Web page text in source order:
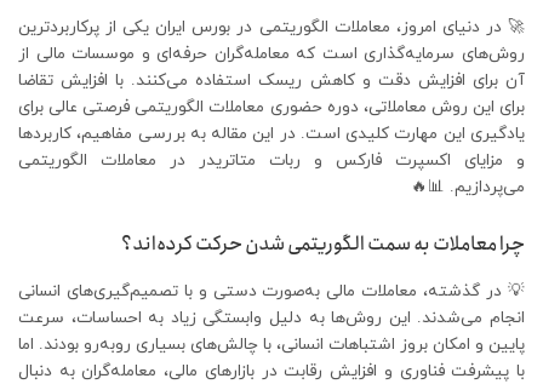
🚀 در دنیای امروز، معاملات الگوریتمی در بورس ایران یکی از پرکاربردترین
روش‌های سرمایه‌گذاری است که معامله‌گران حرفه‌ای و موسسات مالی از
آن برای افزایش دقت و کاهش ریسک استفاده می‌کنند. با افزایش تقاضا
برای این روش معاملاتی، دوره حضوری معاملات الگوریتمی فرصتی عالی برای
یادگیری این مهارت کلیدی است. در این مقاله به بررسی مفاهیم، کاربردها
و مزایای اکسپرت فارکس و ربات متاتریدر در معاملات الگوریتمی
می‌پردازیم. 📊🔥
چرا معاملات به سمت الگوریتمی شدن حرکت کرده‌اند؟
💡 در گذشته، معاملات مالی به‌صورت دستی و با تصمیم‌گیری‌های انسانی
انجام می‌شدند. این روش‌ها به دلیل وابستگی زیاد به احساسات، سرعت
پایین و امکان بروز اشتباهات انسانی، با چالش‌های بسیاری روبه‌رو بودند. اما
با پیشرفت فناوری و افزایش رقابت در بازارهای مالی، معامله‌گران به دنبال